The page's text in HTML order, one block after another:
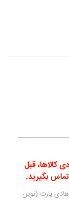
کالاها، قبل
بگیرید.
هادی پارت (نوین